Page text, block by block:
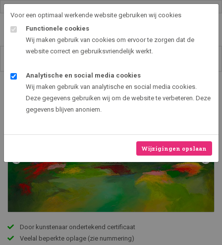
Voor een optimaal werkende website gebruiken wij cookies
Functionele cookies
Wij maken gebruik van cookies om ervoor te zorgen dat de
website correct en gebruiksvriendelijk werkt.
Analytische en social media cookies
Wij maken gebruik van analytische en social media cookies.
Deze gegevens gebruiken wij om de website te verbeteren. Deze
gegevens blijven anoniem.
Wijzigingen opslaan
Art2EXPO GallerySHOP - de leukste kunst cadeau ideeën
Lonely tree
‹ ›
Door kunstenaar ondertekend certificaat
Veelal beperkte oplage (zie nummering)